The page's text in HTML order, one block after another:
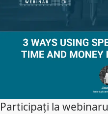
Participați la